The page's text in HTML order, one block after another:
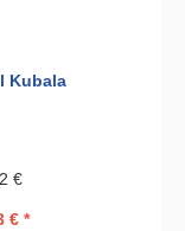
Kubala
€
€ *